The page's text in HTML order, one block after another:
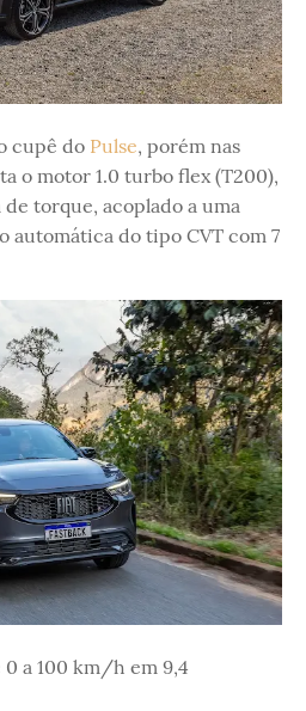
cupê do Pulse, porém nas
o motor 1.0 turbo flex (T200),
torque, acoplado a uma
automática do tipo CVT com 7
0 a 100 km/h em 9,4